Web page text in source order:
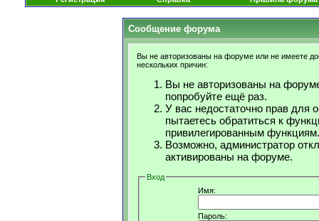
Сообщение форума
Вы не авторизованы на форуме или не имеете
нескольких причин:
Вы не авторизованы на
попробуйте ещё раз.
У вас недостаточно прав для
пытаетесь обратиться к
привилегированным функциям.
Возможно, администратор
активированы на форуме.
Вход
Имя:
Пароль: